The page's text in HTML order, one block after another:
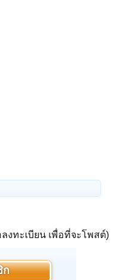
งทะเบียน เพื่อที่จะโพสต์)
ก